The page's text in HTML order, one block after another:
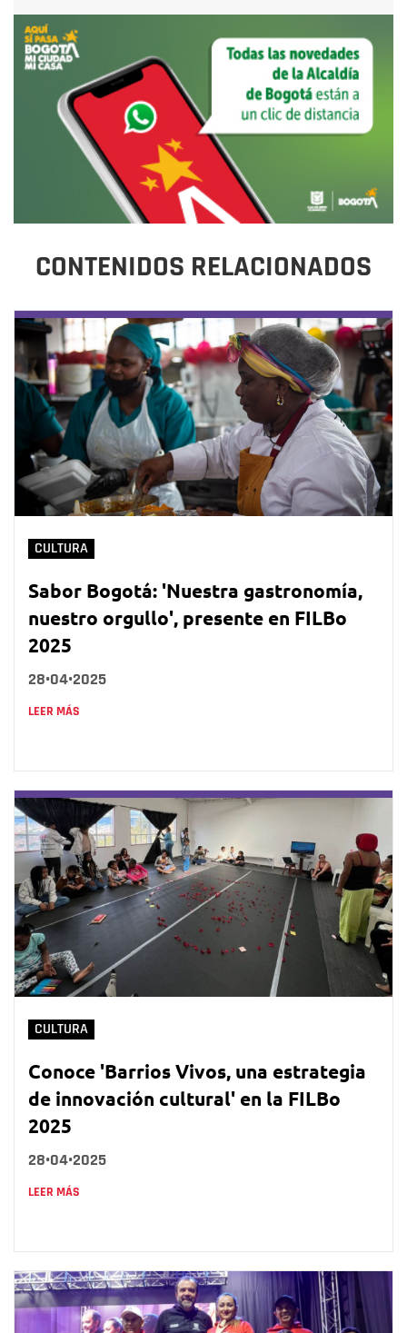
CONTENIDOS RELACIONADOS
CULTURA
Sabor Bogotá: 'Nuestra gastronomía,
nuestro orgullo', presente en FILBo
2025
28•04•2025
LEER MÁS
CULTURA
Conoce 'Barrios Vivos, una estrategia
de innovación cultural' en la FILBo
2025
28•04•2025
LEER MÁS